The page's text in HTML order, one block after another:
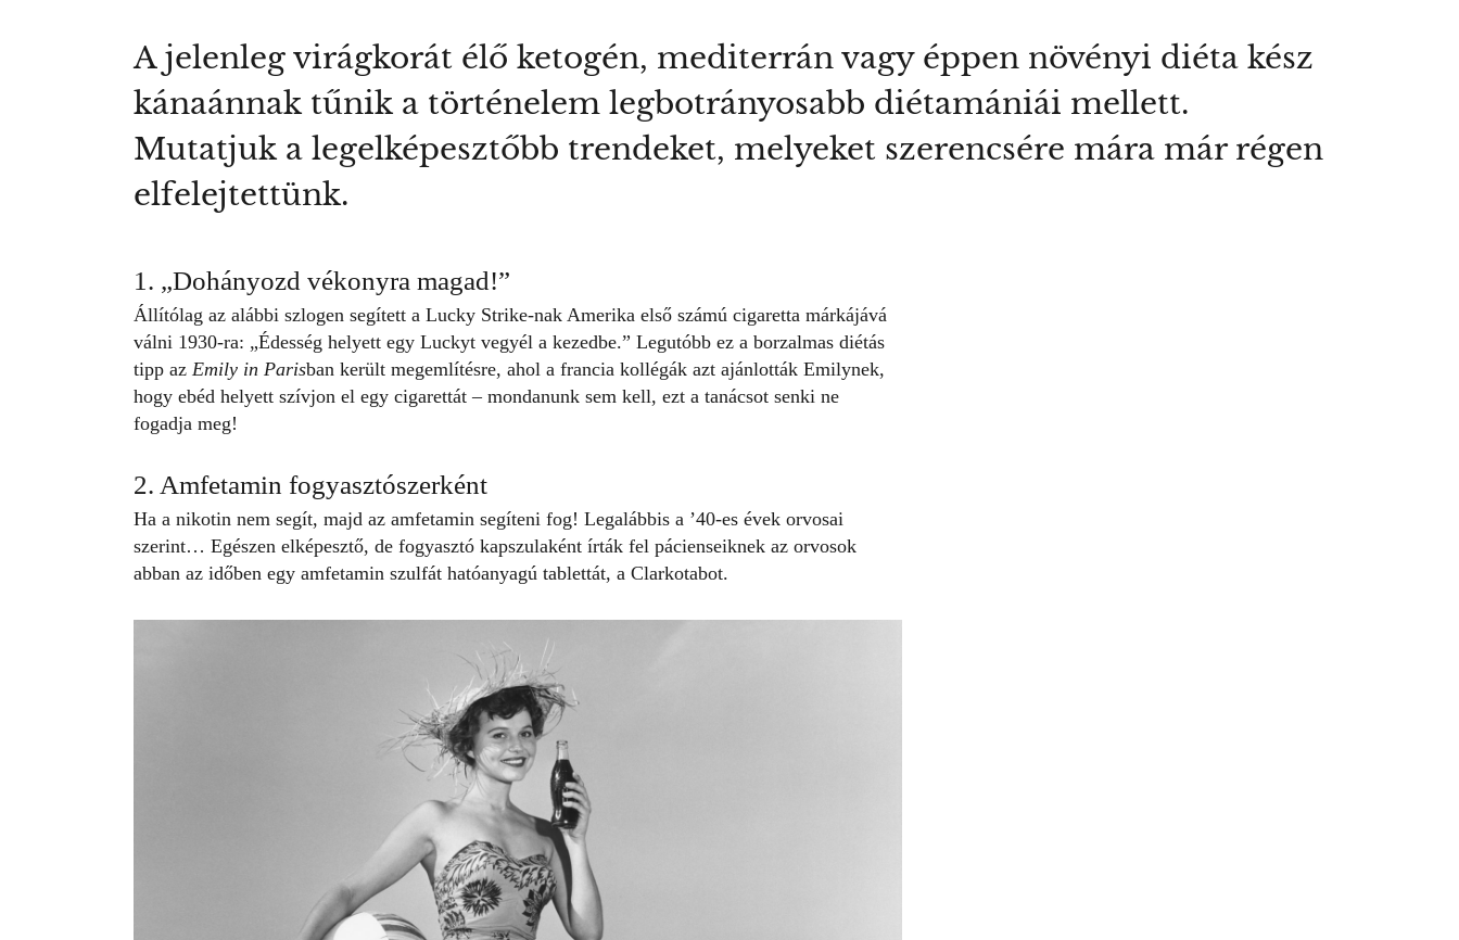
A jelenleg virágkorát élő ketogén, mediterrán vagy éppen növényi diéta kész
kánaánnak tűnik a történelem legbotrányosabb diétamániái mellett.
Mutatjuk a legelképesztőbb trendeket, melyeket szerencsére mára már régen
elfelejtettünk.
1. „Dohányozd vékonyra magad!”
Állítólag az alábbi szlogen segített a Lucky Strike-nak Amerika első számú cigaretta márkájává
válni 1930-ra: „Édesség helyett egy Luckyt vegyél a kezedbe.” Legutóbb ez a borzalmas diétás
tipp az Emily in Parisban került megemlítésre, ahol a francia kollégák azt ajánlották Emilynek,
hogy ebéd helyett szívjon el egy cigarettát – mondanunk sem kell, ezt a tanácsot senki ne
fogadja meg!
2. Amfetamin fogyasztószerként
Ha a nikotin nem segít, majd az amfetamin segíteni fog! Legalábbis a ’40-es évek orvosai
szerint… Egészen elképesztő, de fogyasztó kapszulaként írták fel pácienseiknek az orvosok
abban az időben egy amfetamin szulfát hatóanyagú tablettát, a Clarkotabot.